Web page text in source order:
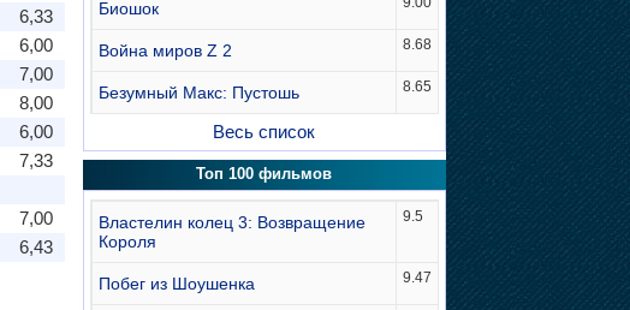
6,33
6,00
7,00
8,00
6,00
7,33
7,00
6,43
Биошок
Война миров Z 2 8.68
Безумный Макс: Пустошь 8.65
Весь список
Топ 100 фильмов
Властелин колец 3: Возвращение
Короля
9.5
Побег из Шоушенка 9.47